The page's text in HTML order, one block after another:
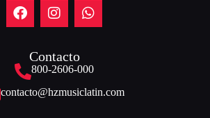
Contacto
800-2606-000
contacto@hzmusiclatin.com